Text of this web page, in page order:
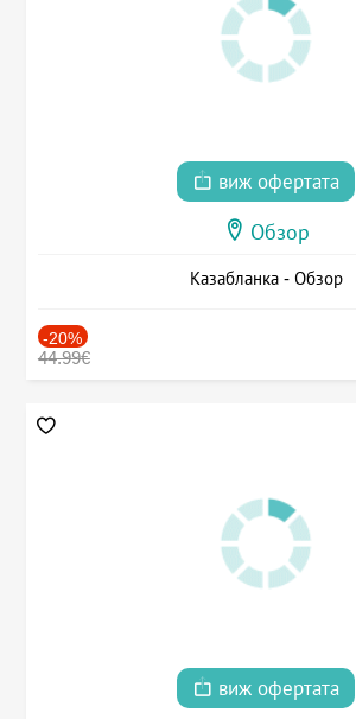
виж офертата
Обзор
Казабланка - Обзор
-20%
44.99€
виж офертата